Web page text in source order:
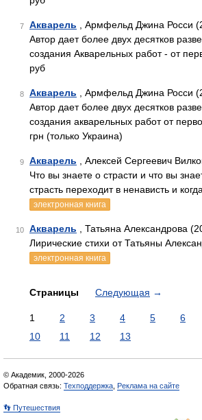
7 Акварель , Армфельд Джина Росси
Автор дает более двух десятков
создания Акварельных работ - от
руб
8 Акварель , Армфельд Джина Росси
Автор дает более двух десятков
создания акварельных работ от
грн (только Украина)
9 Акварель , Алексей Сергеевич
Что вы знаете о страсти и что вы
страсть переходит в ненависть и
электронная книга
10 Акварель , Татьяна Александрова
Лирические стихи от Татьяны
электронная книга
Страницы Следующая →
1 2 3 4 5 6
10
11 12 13
© Академик, 2000-2026
Обратная связь: Техподдержка Реклама на сайте
👣 Путешествия